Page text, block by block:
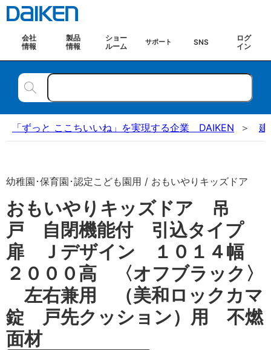
会社
情報
製品
情報
ショー
ルーム
サポート SNS
ログ
イン
「ずっと ここちいいね」を実現する企業 DAIKEN 建
幼稚園･保育園･認定こども園用 / おもいやりキッズドア
おもいやりキッズドア 吊
戸 自閉機能付 引込タイプ
扉 Ｊデザイン １０１４幅
２０００高 〈オフブラック〉
左右兼用 （美和ロックカマ
錠 戸先クッション）用 不燃
面材